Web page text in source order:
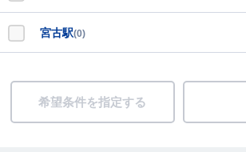
宮古駅(0)
希望条件を指定する